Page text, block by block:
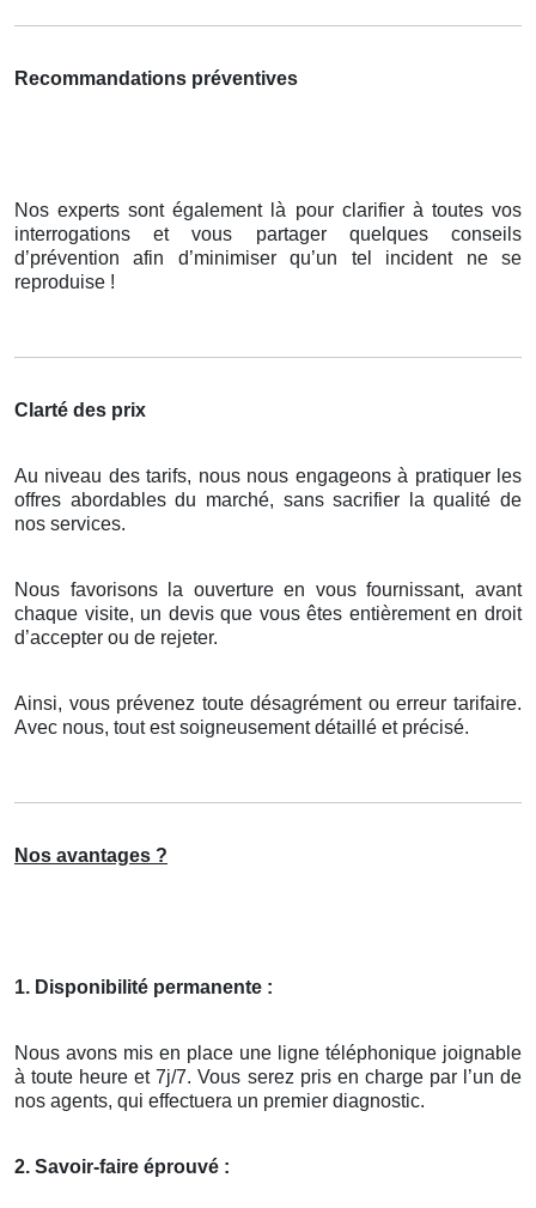
Recommandations préventives
Nos experts sont également là pour clarifier à toutes vos
interrogations et vous partager quelques conseils
d’prévention afin d’minimiser qu’un tel incident ne se
reproduise !
Clarté des prix
Au niveau des tarifs, nous nous engageons à pratiquer les
offres abordables du marché, sans sacrifier la qualité de
nos services.
Nous favorisons la ouverture en vous fournissant, avant
chaque visite, un devis que vous êtes entièrement en droit
d’accepter ou de rejeter.
Ainsi, vous prévenez toute désagrément ou erreur tarifaire.
Avec nous, tout est soigneusement détaillé et précisé.
Nos avantages ?
1. Disponibilité permanente :
Nous avons mis en place une ligne téléphonique joignable
à toute heure et 7j/7. Vous serez pris en charge par l’un de
nos agents, qui effectuera un premier diagnostic.
2. Savoir-faire éprouvé :